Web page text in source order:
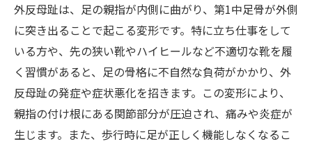
外反母趾は、足の親指が内側に曲がり、第1中足骨が外側
に突き出ることで起こる変形です。特に立ち仕事をして
いる方や、先の狭い靴やハイヒールなど不適切な靴を履
く習慣があると、足の骨格に不自然な負荷がかかり、外
反母趾の発症や症状悪化を招きます。この変形により、
親指の付け根にある関節部分が圧迫され、痛みや炎症が
生じます。また、歩行時に足が正しく機能しなくなるこ